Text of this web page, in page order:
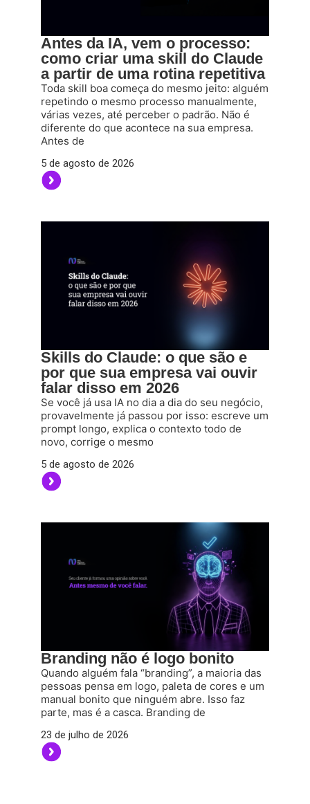
Antes da IA, vem o processo:
como criar uma skill do Claude
a partir de uma rotina repetitiva
Toda skill boa começa do mesmo jeito: alguém
repetindo o mesmo processo manualmente,
várias vezes, até perceber o padrão. Não é
diferente do que acontece na sua empresa.
Antes de
5 de agosto de 2026
Skills do Claude: o que são e
por que sua empresa vai ouvir
falar disso em 2026
Se você já usa IA no dia a dia do seu negócio,
provavelmente já passou por isso: escreve um
prompt longo, explica o contexto todo de
novo, corrige o mesmo
5 de agosto de 2026
Branding não é logo bonito
Quando alguém fala “branding”, a maioria das
pessoas pensa em logo, paleta de cores e um
manual bonito que ninguém abre. Isso faz
parte, mas é a casca. Branding de
23 de julho de 2026